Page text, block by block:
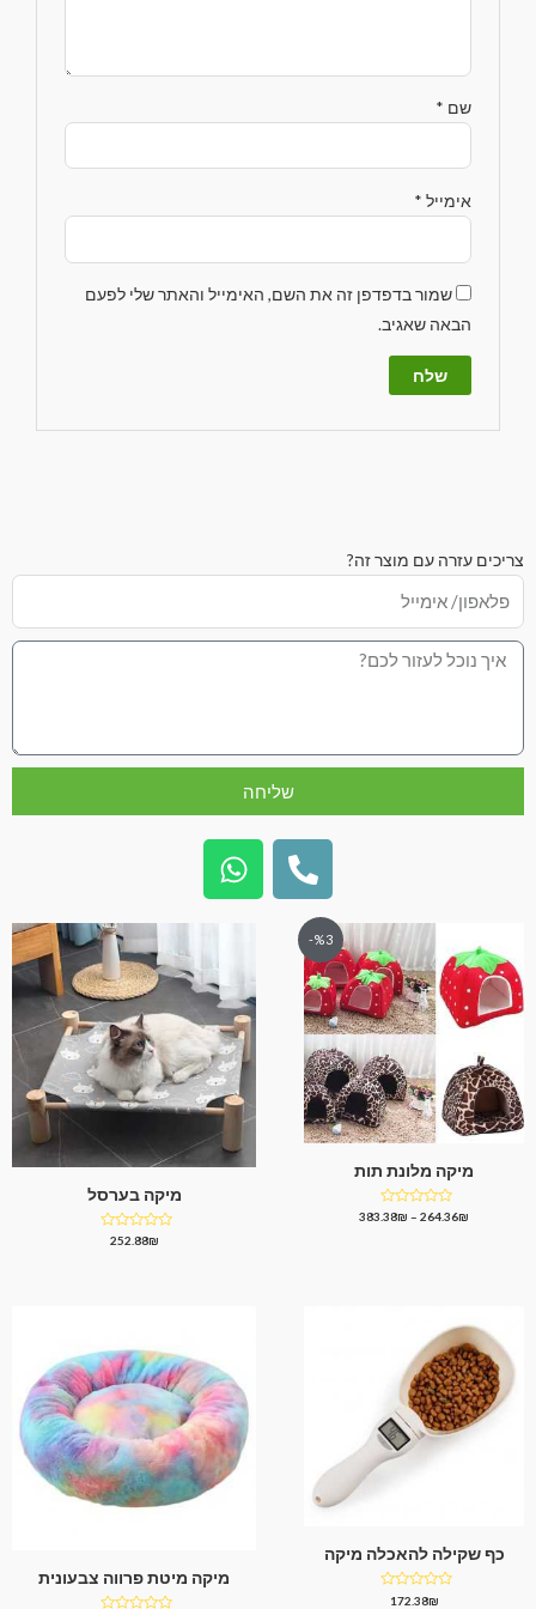
שם *
אימייל *
שמור בדפדפן זה את השם, האימייל והאתר שלי לפעם
הבאה שאגיב.
צריכים עזרה עם מוצר זה?
שליחה
%3-
מיקה מלונת תות
דורג
264.36₪
–
383.38₪
מיקה בערסל
דורג252.88₪
כף שקילה להאכלה מיקה
דורג172.38₪
מיקה מיטת פרווה צבעונית